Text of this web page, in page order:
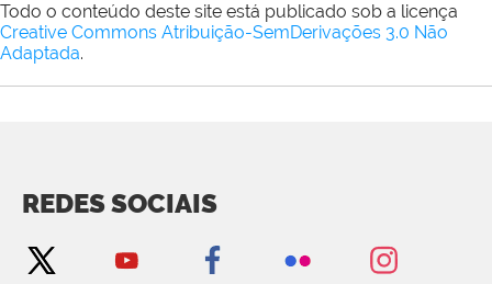
Todo o conteúdo deste site está publicado sob a licença
Creative Commons Atribuição-SemDerivações 3.0 Não
Adaptada.
REDES SOCIAIS